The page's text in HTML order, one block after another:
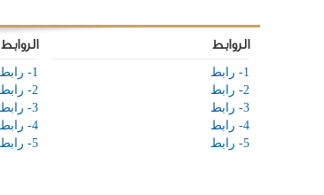
الروابط
1- رابط
2- رابط
3- رابط
4- رابط
5- رابط
الروابط
1- رابط
2- رابط
3- رابط
4- رابط
5- رابط